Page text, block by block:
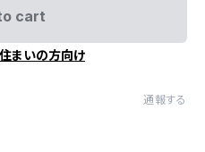
cart
まいの方向け
通報する